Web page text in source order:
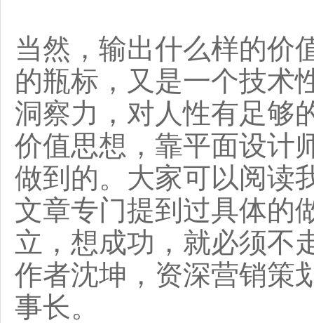
当然，输出什么样的价
的瓶标，又是一个技术
洞察力，对人性有足够
价值思想，靠平面设计
做到的。大家可以阅读
文章专门提到过具体的
立，想成功，就必须不
作者沈坤，资深营销策
事长。